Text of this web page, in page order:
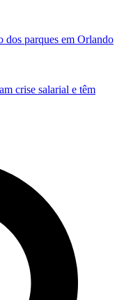
dos parques em Orlando
crise salarial e têm